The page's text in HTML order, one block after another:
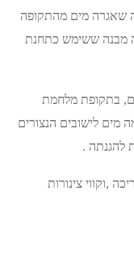
שאגרה מים מהתקופה
מבנה ששימש כתחנת
בתקופת מלחמת
מים לישובים הנצורים
להגנתה .
,וקווי צינורות